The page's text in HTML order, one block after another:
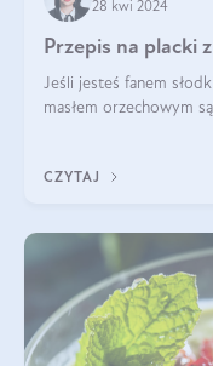
28 kwi 2024
Przepis na placki
Jeśli jesteś fanem
masłem orzechowym
CZYTAJ